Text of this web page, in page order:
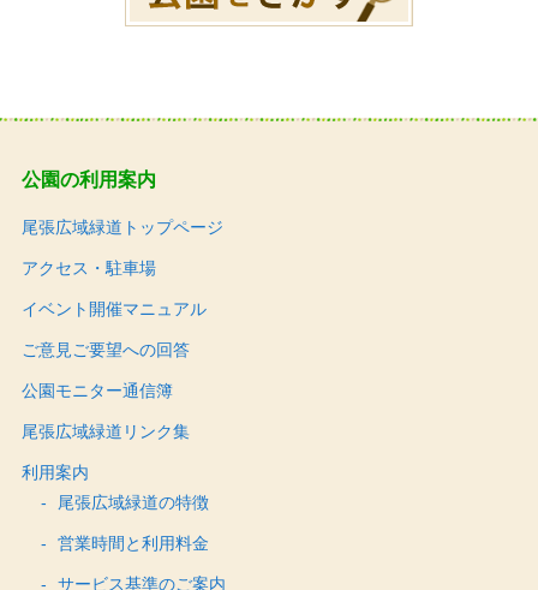
公園の利用案内
尾張広域緑道トップページ
アクセス・駐車場
イベント開催マニュアル
ご意見ご要望への回答
公園モニター通信簿
尾張広域緑道リンク集
利用案内
尾張広域緑道の特徴
営業時間と利用料金
サービス基準のご案内